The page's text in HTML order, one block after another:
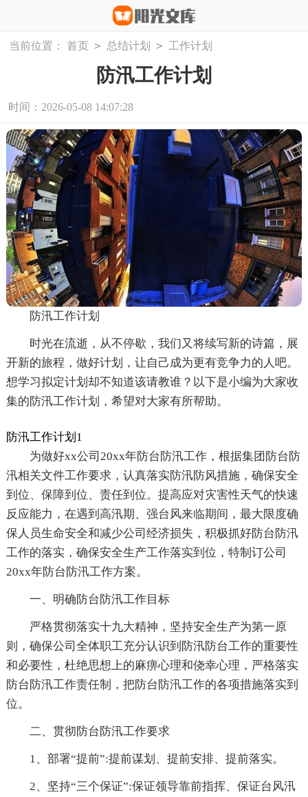
当前位置： 首页 > 总结计划 > 工作计划
防汛工作计划
时间：2026-05-08 14:07:28
防汛工作计划
时光在流逝，从不停歇，我们又将续写新的诗篇，展
开新的旅程，做好计划，让自己成为更有竞争力的人吧。
想学习拟定计划却不知道该请教谁？以下是小编为大家收
集的防汛工作计划，希望对大家有所帮助。
防汛工作计划1
为做好xx公司20xx年防台防汛工作，根据集团防台防
汛相关文件工作要求，认真落实防汛防风措施，确保安全
到位、保障到位、责任到位。提高应对灾害性天气的快速
反应能力，在遇到高汛期、强台风来临期间，最大限度确
保人员生命安全和减少公司经济损失，积极抓好防台防汛
工作的落实，确保安全生产工作落实到位，特制订公司
20xx年防台防汛工作方案。
一、明确防台防汛工作目标
严格贯彻落实十九大精神，坚持安全生产为第一原
则，确保公司全体职工充分认识到防汛防台工作的重要性
和必要性，杜绝思想上的麻痹心理和侥幸心理，严格落实
防台防汛工作责任制，把防台防汛工作的各项措施落实到
位。
二、贯彻防台防汛工作要求
1、部署“提前”:提前谋划、提前安排、提前落实。
2、坚持“三个保证”:保证领导靠前指挥、保证台风汛